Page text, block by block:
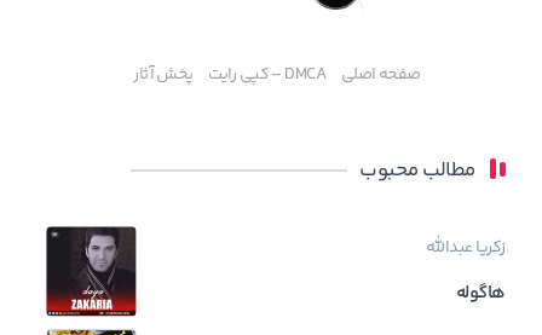
صفحه اصلی DMCA – کپی رایت پخش آثار
مطالب محبوب
زکریا عبدالله
هاگوله